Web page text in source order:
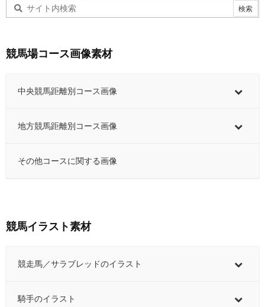
競馬場コース画像素材
中央競馬距離別コース画像
地方競馬距離別コース画像
その他コースに関する画像
競馬イラスト素材
競走馬／サラブレッドのイラスト
騎手のイラスト